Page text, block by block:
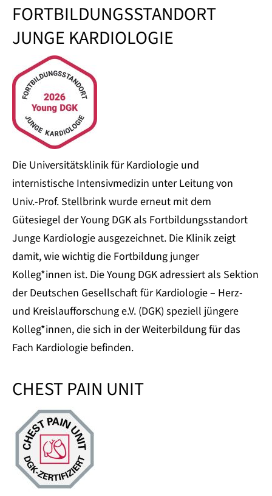
FORTBILDUNGSSTANDORT
JUNGE KARDIOLOGIE
Die Universitätsklinik für Kardiologie und
internistische Intensivmedizin unter Leitung von
Univ.-Prof. Stellbrink wurde erneut mit dem
Gütesiegel der Young DGK als Fortbildungsstandort
Junge Kardiologie ausgezeichnet. Die Klinik zeigt
damit, wie wichtig die Fortbildung junger
Kolleg*innen ist. Die Young DGK adressiert als Sektion
der Deutschen Gesellschaft für Kardiologie – Herz-
und Kreislaufforschung e.V. (DGK) speziell jüngere
Kolleg*innen, die sich in der Weiterbildung für das
Fach Kardiologie befinden.
CHEST PAIN UNIT